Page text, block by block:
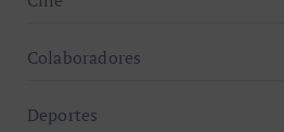
Colaboradores
Deportes